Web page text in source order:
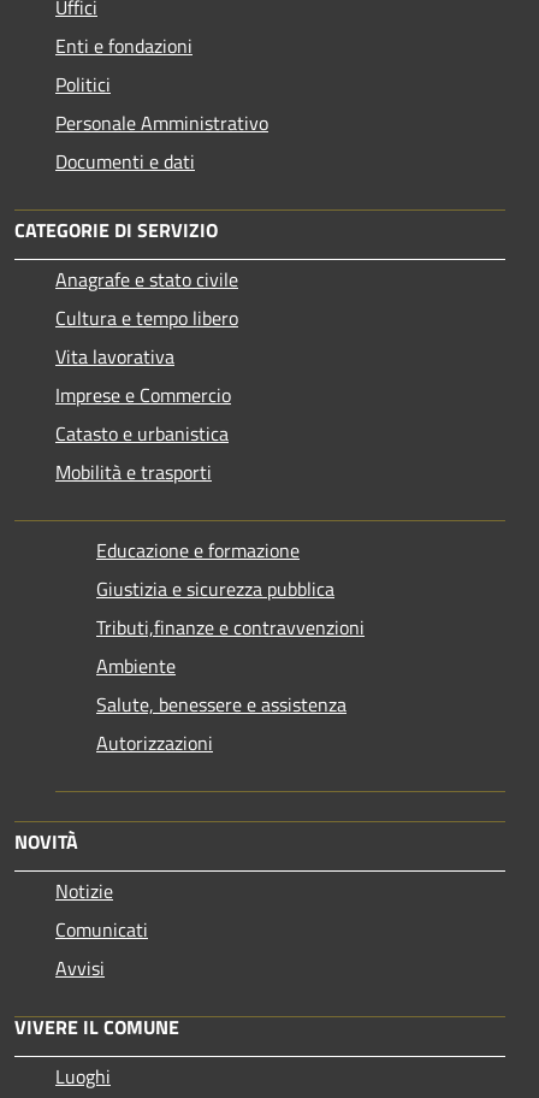
Uffici
Enti e fondazioni
Politici
Personale Amministrativo
Documenti e dati
CATEGORIE DI SERVIZIO
Anagrafe e stato civile
Cultura e tempo libero
Vita lavorativa
Imprese e Commercio
Catasto e urbanistica
Mobilità e trasporti
Educazione e formazione
Giustizia e sicurezza pubblica
Tributi,finanze e contravvenzioni
Ambiente
Salute, benessere e assistenza
Autorizzazioni
NOVITÀ
Notizie
Comunicati
Avvisi
VIVERE IL COMUNE
Luoghi